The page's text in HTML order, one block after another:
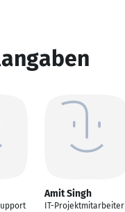
Amit Singh
IT-Projektmitarbeiter